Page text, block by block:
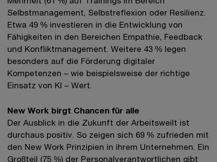
Selbstmanagement, Selbstreflexion oder Resilienz.
Etwa 49 % investieren in die Entwicklung von
Fähigkeiten in den Bereichen Empathie, Feedback
und Konfliktmanagement. Weitere 43 % legen
besonders auf die Förderung digitaler
Kompetenzen – wie beispielsweise der richtige
Einsatz von KI – Wert.
New Work birgt Chancen für alle
Der Ausblick in die Zukunft der Arbeitsweilt ist
durchaus positiv. So zeigen sich 69 % zufrieden mit
den New Work Prinzipien in ihrem Unternehmen. Ein
Großteil (75 %) der Personalverantwortlichen gibt